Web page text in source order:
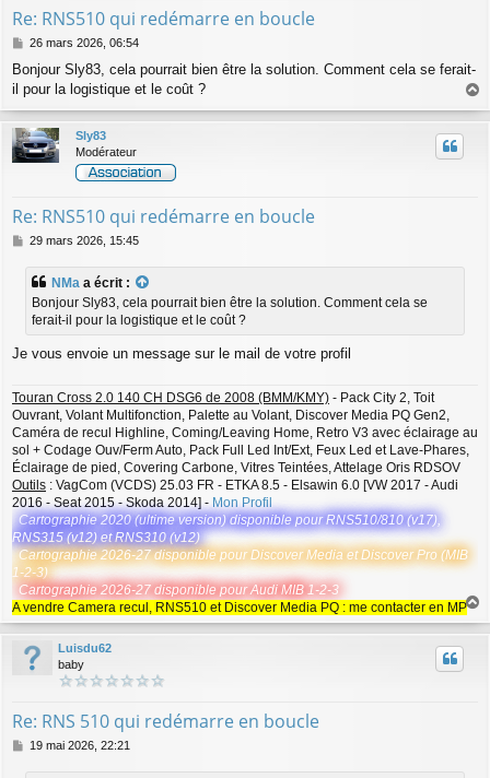
Re: RNS510 qui redémarre en boucle
M
s
s
g
e
26 mars 2026, 06:54
Bonjour Sly83, cela pourrait bien être la solution. Comment cela se ferait-
il pour la logistique et le coût ?
a
u
Sly83
Modérateur
Re: RNS510 qui redémarre en boucle
M
s
e
29 mars 2026, 15:45
NMa a écrit :
Bonjour Sly83, cela pourrait bien être la solution. Comment cela se
ferait-il pour la logistique et le coût ?
Je vous envoie un message sur le mail de votre profil
Touran Cross 2.0 140 CH DSG6 de 2008 (BMM/KMY) - Pack City 2, Toit
Ouvrant, Volant Multifonction, Palette au Volant, Discover Media PQ Gen2,
Caméra de recul Highline, Coming/Leaving Home, Retro V3 avec éclairage au
sol + Codage Ouv/Ferm Auto, Pack Full Led Int/Ext, Feux Led et Lave-Phares,
Éclairage de pied, Covering Carbone, Vitres Teintées, Attelage Oris RDSOV
Outils : VagCom (VCDS) 25.03 FR - ETKA 8.5 - Elsawin 6.0 [VW 2017 - Audi
2016 - Seat 2015 - Skoda 2014] - Mon Profil
Cartographie 2020 (ultime version) disponible pour RNS510/810 (v17),
RNS315 (v12) et RNS310 (v12)
Cartographie 2026-27 disponible pour Discover Media et Discover Pro (MIB
1-2-3)
Cartographie 2026-27 disponible pour Audi MIB 1-2-3
A vendre Camera recul, RNS510 et Discover Media PQ : me contacter en MP
a
u
Luisdu62
baby
Re: RNS 510 qui redémarre en boucle
M19 mai 2026, 22:21